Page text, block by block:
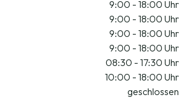
9:00 - 18:00 Uhr
9:00 - 18:00 Uhr
9:00 - 18:00 Uhr
9:00 - 18:00 Uhr
08:30 - 17:30 Uhr
10:00 - 18:00 Uhr
geschlossen